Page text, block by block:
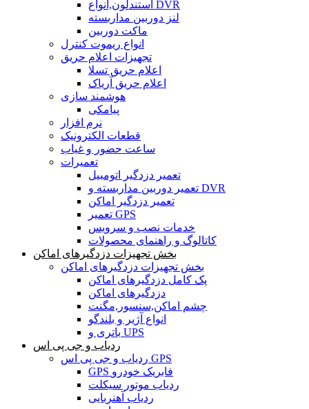
استندلون,انواع DVR
لنز دوربین مداربسته
ماکت دوربین
انواع ریموت کنترل
تجهیزات اعلام حریق
اعلام حریق تسلا
اعلام حریق آریاک
هوشمند سازی
پیامکی
نرم افزار
قطعات الکترونیک
ساعت حضور و غیاب
تعمیرات
تعمیر دزدگیر اتومبیل
تعمیر دوربین مداربسته و DVR
تعمیر دزدگیر اماکن
تعمیر GPS
خدمات نصب و سرویس
کاتالوگ و راهنمای محصولات
بخش تجهیزات دزدگیرهای اماکن
بخش تجهیزات دزدگیرهای اماکن
پک کامل دزدگیرهای اماکن
دزدگیرهای اماکن
چشم اماکن,سنسور,مگنت
انواع آژیر و بلندگو
باتری و UPS
ردیاب و جی پی اس
ردیاب و جی پی اس GPS
GPS فابریک خودرو
ردیاب موتور سیکلت
ردیاب آهنربایی